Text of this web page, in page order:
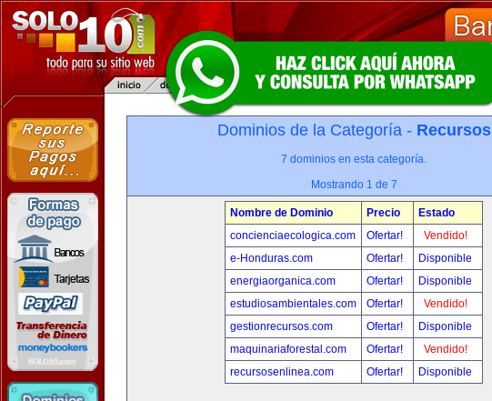
Dominios de la Categoría - Recursos
7 dominios en esta categoría.
Mostrando 1 de 7
Nombre de Dominio Precio
Estado
concienciaecologica.com
Ofertar!
Vendido!
e-Honduras.com
Ofertar!
Disponible
energiaorganica.com
Ofertar!
Disponible
estudiosambientales.com
Ofertar!
Vendido!
gestionrecursos.com
Ofertar!
Disponible
maquinariaforestal.com
Ofertar!
Vendido!
recursosenlinea.com
Ofertar! Disponible